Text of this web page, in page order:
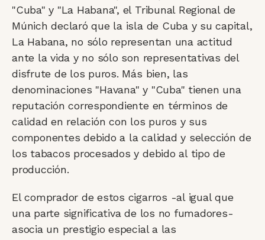
"Cuba" y "La Habana", el Tribunal Regional de
Múnich declaró que la isla de Cuba y su capital,
La Habana, no sólo representan una actitud
ante la vida y no sólo son representativas del
disfrute de los puros. Más bien, las
denominaciones "Havana" y "Cuba" tienen una
reputación correspondiente en términos de
calidad en relación con los puros y sus
componentes debido a la calidad y selección de
los tabacos procesados y debido al tipo de
producción.
El comprador de estos cigarros -al igual que
una parte significativa de los no fumadores-
asocia un prestigio especial a las